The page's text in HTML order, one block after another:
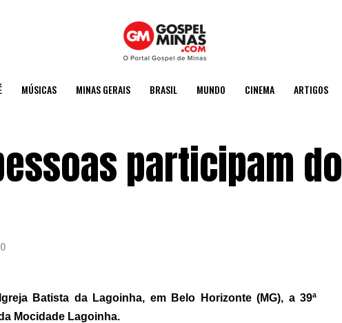
MÚSICAS MINAS GERAIS BRASIL MUNDO CINEMA ARTIGOS
participam do
Batista da Lagoinha, em Belo Horizonte (MG), a 39ª
Mocidade Lagoinha.